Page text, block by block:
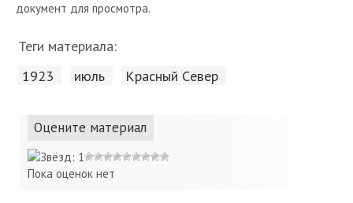
документ для просмотра.
Теги материала:
1923 июль Красный Cевер
Оцените материал
Пока оценок нет